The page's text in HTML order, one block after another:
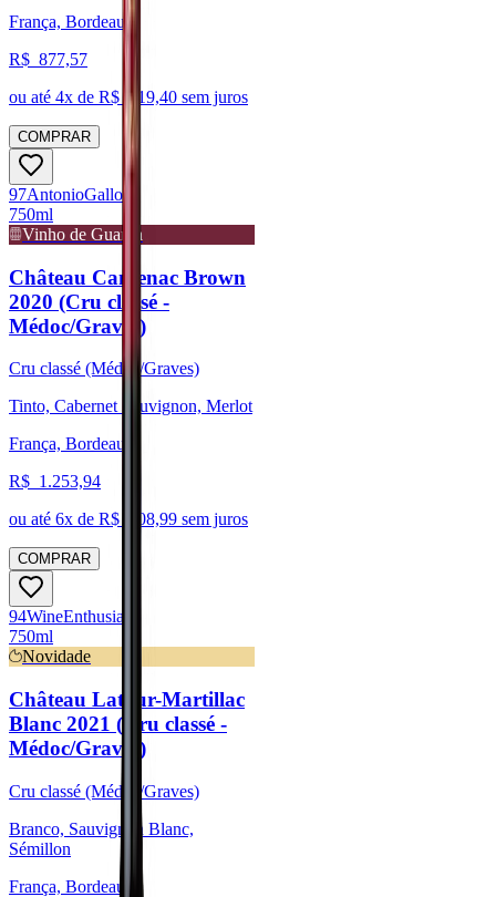
França, Bordeaux
R$ 877,57
ou até 4x de R$ 219,40 sem juros
COMPRAR
97AntonioGalloni
750ml
Vinho de Guarda
Château Cantenac Brown
2020 (Cru classé -
Médoc/Graves)
Cru classé (Médoc/Graves)
Tinto, Cabernet Sauvignon, Merlot
França, Bordeaux
R$ 1.253,94
ou até 6x de R$ 208,99 sem juros
COMPRAR
94WineEnthusiast
750ml
Novidade
Château Latour-Martillac
Blanc 2021 (Cru classé -
Médoc/Graves)
Cru classé (Médoc/Graves)
Branco, Sauvignon Blanc,
Sémillon
França, Bordeaux